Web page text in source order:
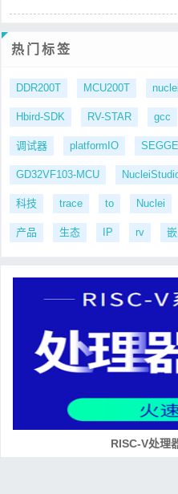
热门标签
DDR200T MCU200T
Hbird-SDK RV-STAR gcc
调试器 platformIO
GD32VF103-MCU
科技 trace to Nuclei
产品 生态 IP rv
RISC-V处理